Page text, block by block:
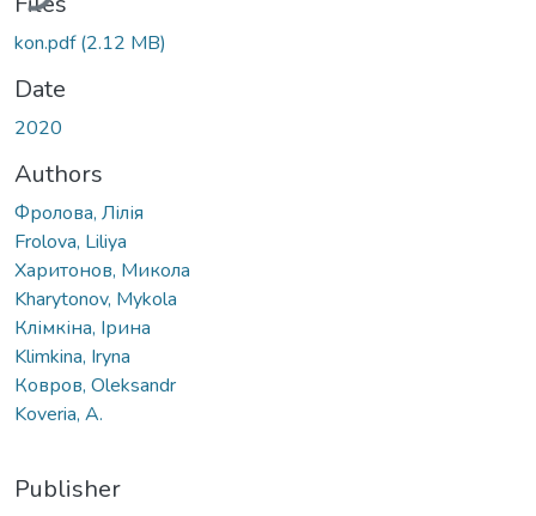
kon.pdf(2.12 MB)
Date
2020
Authors
Фролова, Лілія
Frolova, Liliya
Харитонов, Mикола
Kharytonov, Mykola
Клімкіна, Ірина
Klimkina, Iryna
Ковров, Oleksandr
Koveria, А.
Publisher